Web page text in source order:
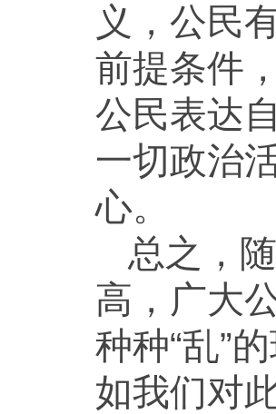
义，公民
前提条件
公民表达
一切政治
心。
总之，
高，广大
种种“乱”
如我们对